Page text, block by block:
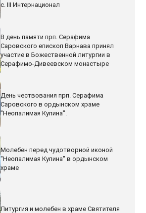
с. III Интернационал
В день памяти прп. Серафима
Саровского епископ Варнава принял
участие в Божественной литургии в
Серафимо-Дивеевском монастыре
День чествования прп. Серафима
Саровского в ордынском храме
"Неопалимая Купина".
Молебен перед чудотворной иконой
"Неопалимая Купина" в ордынском
храме
Литургия и молебен в храме Святителя